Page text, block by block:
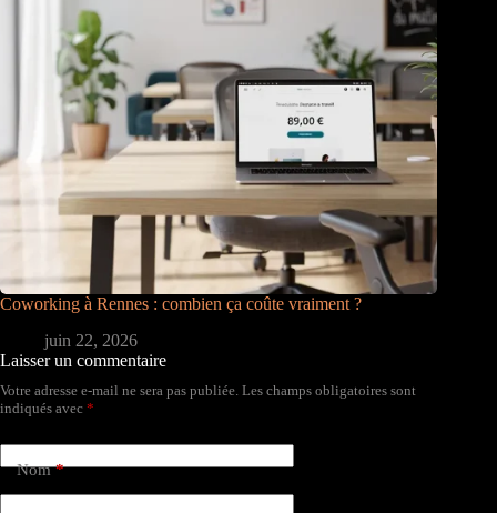
Coworking à Rennes : combien ça coûte vraiment ?
juin 22, 2026
Laisser un commentaire
Votre adresse e-mail ne sera pas publiée. Les champs obligatoires sont
indiqués avec *
Nom*